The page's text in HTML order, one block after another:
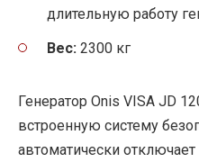
длительную работу
Вес: 2300 кг
Генератор Onis VISA JD
встроенную систему
автоматически отключает